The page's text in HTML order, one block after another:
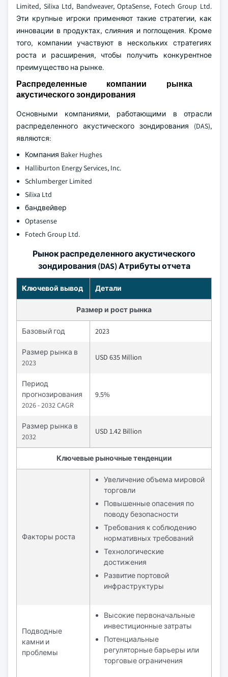
Limited, Silixa Ltd, Bandweaver, OptaSense, Fotech Group Ltd.
Эти крупные игроки применяют такие стратегии, как
инновации в продуктах, слияния и поглощения. Кроме
того, компании участвуют в нескольких стратегиях
роста и расширения, чтобы получить конкурентное
преимущество на рынке.
Распределенные компании рынка
акустического зондирования
Основными компаниями, работающими в отрасли
распределенного акустического зондирования (DAS),
являются:
Компания Baker Hughes
Halliburton Energy Services, Inc.
Schlumberger Limited
Silixa Ltd
бандвейвер
Optasense
Fotech Group Ltd.
Рынок распределенного акустического
зондирования (DAS) Атрибуты отчета
Ключевой вывод Детали
Размер и рост рынка
Базовый год 2023
Размер рынка в
2023
USD 635 Million
Период
прогнозирования
2026 - 2032 CAGR
9.5%
Размер рынка в
2032
USD 1.42 Billion
Ключевые рыночные тенденции
Факторы роста
Увеличение объема мировой
торговли
Повышенные опасения по
поводу безопасности
Требования к соблюдению
нормативных требований
Технологические
достижения
Развитие портовой
инфраструктуры
Подводные
камни и
проблемы
Высокие первоначальные
инвестиционные затраты
Потенциальные
регуляторные барьеры или
торговые ограничения